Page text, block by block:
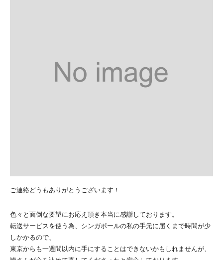
ご連絡どうもありがとうございます！
色々と面倒な要望にお応え頂き本当に感謝しております。
転送サービスを使う為、シンガポールの私の手元に届くまで時間が少
しかかるので、
東京からも一週間以内に手にすることはできないかもしれませんが、